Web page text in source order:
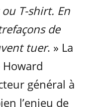
T-shirt. En
de
tuer. » La
général à
l’enjeu de